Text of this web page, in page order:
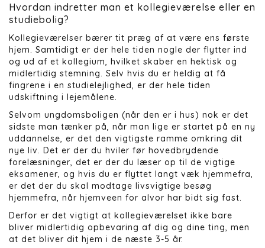
Hvordan indretter man et kollegieværelse eller en
studiebolig?
Kollegieværelser bærer tit præg af at være ens første
hjem. Samtidigt er der hele tiden nogle der flytter ind
og ud af et kollegium, hvilket skaber en hektisk og
midlertidig stemning. Selv hvis du er heldig at få
fingrene i en studielejlighed, er der hele tiden
udskiftning i lejemålene.
Selvom ungdomsboligen (når den er i hus) nok er det
sidste man tænker på, når man lige er startet på en ny
uddannelse, er det den vigtigste ramme omkring dit
nye liv. Det er der du hviler før hovedbrydende
forelæsninger, det er der du læser op til de vigtige
eksamener, og hvis du er flyttet langt væk hjemmefra,
er det der du skal modtage livsvigtige besøg
hjemmefra, når hjemveen for alvor har bidt sig fast.
Derfor er det vigtigt at kollegieværelset ikke bare
bliver midlertidig opbevaring af dig og dine ting, men
at det bliver dit hjem i de næste 3-5 år.